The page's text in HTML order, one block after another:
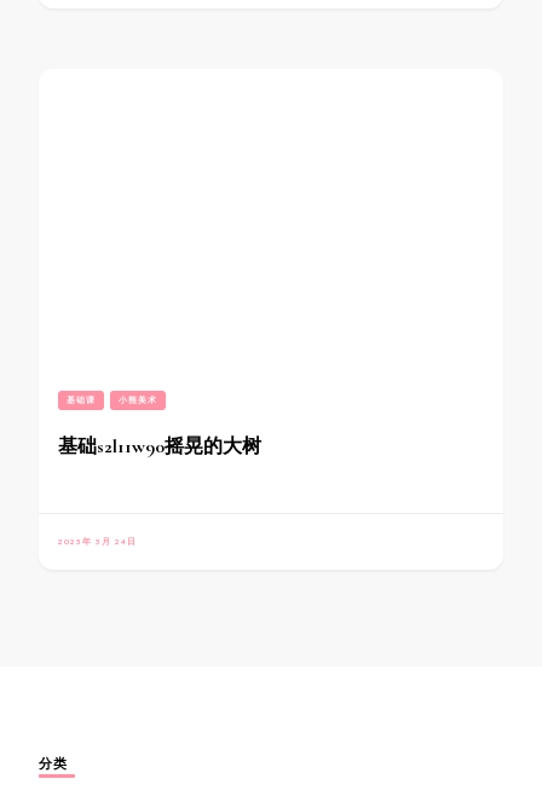
基础课 小熊美术
基础s2l11w90摇晃的大树
2023年 3月 24日
分类